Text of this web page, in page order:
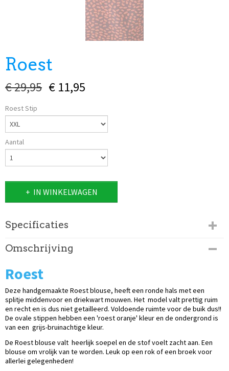
Roest
€ 29,95 € 11,95
Roest Stip
Aantal
IN WINKELWAGEN
Specificaties
Productcode
175-275
Omschrijving
Roest
Deze handgemaakte Roest blouse, heeft een ronde hals met een
splitje middenvoor en driekwart mouwen. Het model valt prettig ruim
en recht en is dus niet getailleerd. Voldoende ruimte voor de buik dus!!
De ovale stippen hebben een 'roest oranje' kleur en de ondergrond is
van een grijs-bruinachtige kleur.
De Roest blouse valt heerlijk soepel en de stof voelt zacht aan. Een
blouse om vrolijk van te worden. Leuk op een rok of een broek voor
allerlei gelegenheden!